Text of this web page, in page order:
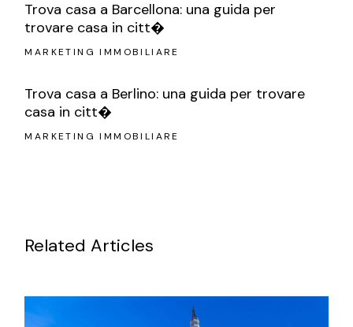
Trova casa a Barcellona: una guida per
trovare casa in citt�
MARKETING IMMOBILIARE
Trova casa a Berlino: una guida per trovare
casa in citt�
MARKETING IMMOBILIARE
Related Articles